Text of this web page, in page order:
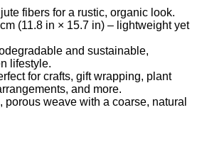
fibers for a rustic, organic look.
(11.8 in × 15.7 in) – lightweight yet
and sustainable,
lifestyle.
for crafts, gift wrapping, plant
and more.
porous weave with a coarse, natural